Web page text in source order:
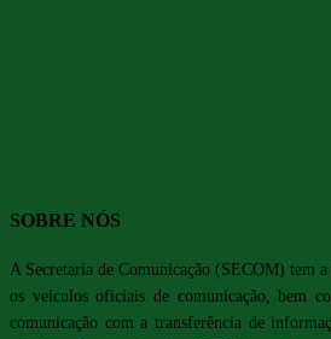
SOBRE NÓS
A Secretaria de Comunicação (SECOM) tem
os veículos oficiais de comunicação, bem
comunicação com a transferência de